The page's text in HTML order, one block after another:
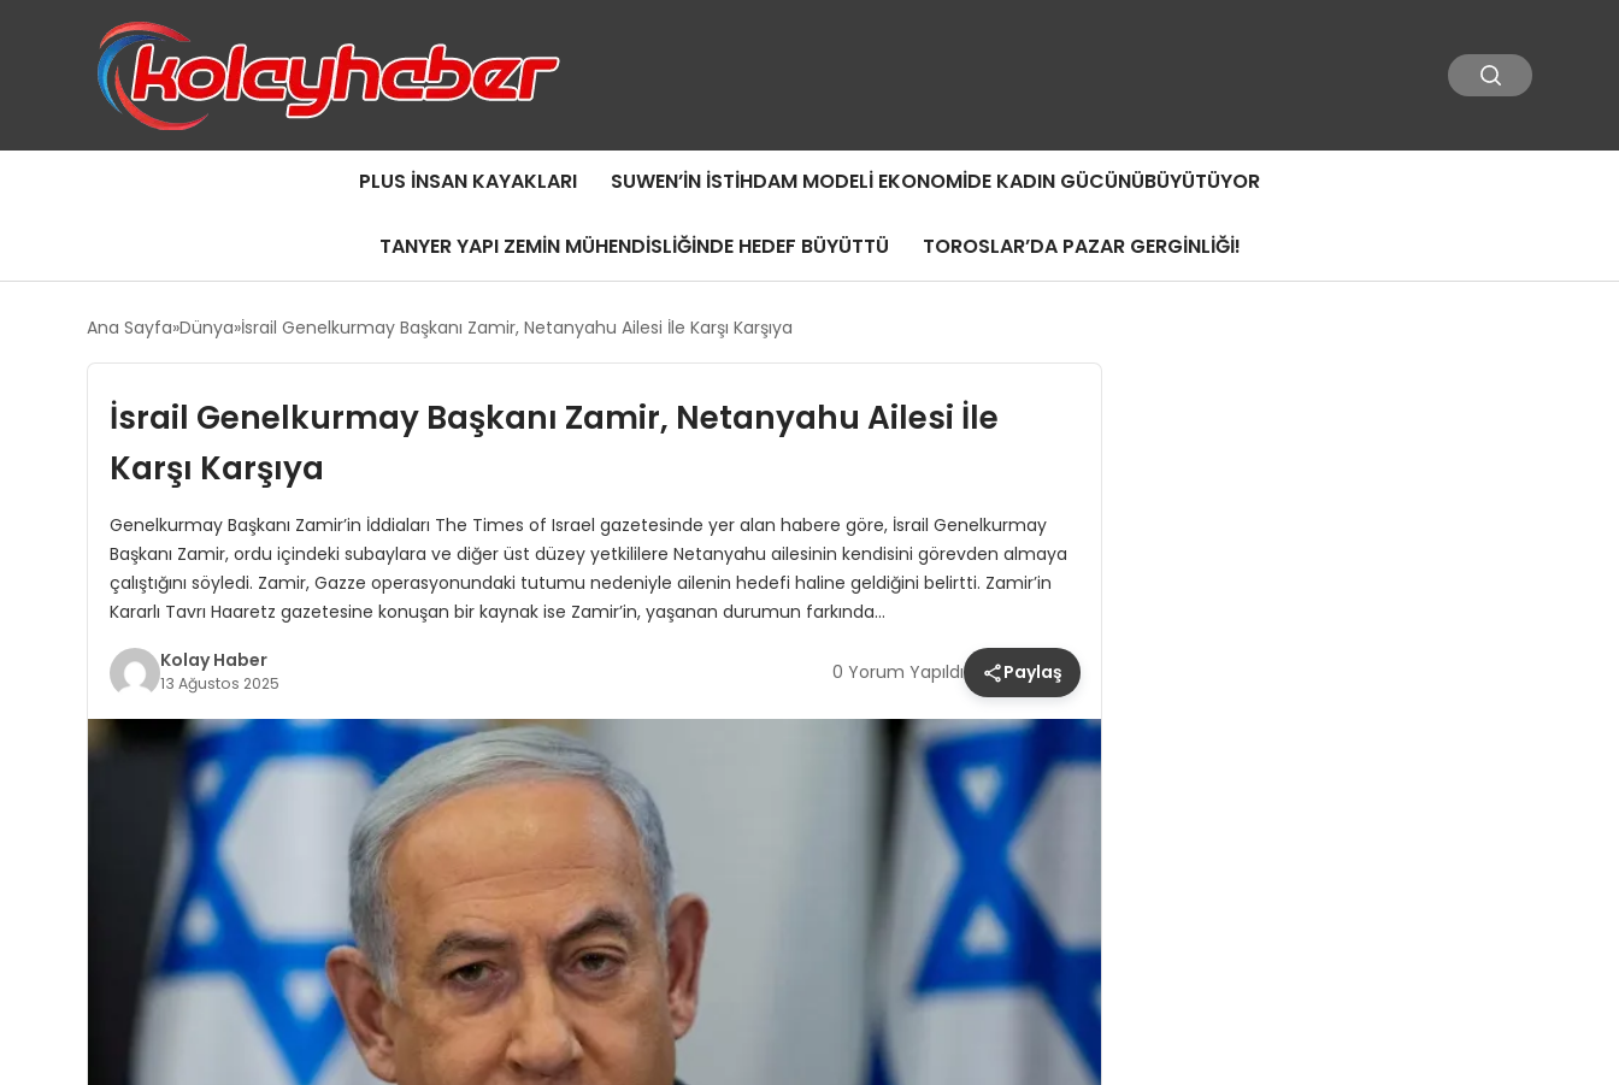
PLUS İNSAN KAYAKLARI SUWEN’IN İSTIHDAM MODELI EKONOMIDE KADIN GÜCÜNÜBÜYÜTÜYOR
TANYER YAPI ZEMIN MÜHENDISLIĞINDE HEDEF BÜYÜTTÜ TOROSLAR’DA PAZAR GERGİNLİĞİ!
Ana Sayfa Dünya İsrail Genelkurmay Başkanı Zamir, Netanyahu Ailesi İle Karşı Karşıya
İsrail Genelkurmay Başkanı Zamir, Netanyahu Ailesi İle
Karşı Karşıya
Genelkurmay Başkanı Zamir’in İddiaları The Times of Israel gazetesinde yer alan habere göre, İsrail Genelkurmay
Başkanı Zamir, ordu içindeki subaylara ve diğer üst düzey yetkililere Netanyahu ailesinin kendisini görevden almaya
çalıştığını söyledi. Zamir, Gazze operasyonundaki tutumu nedeniyle ailenin hedefi haline geldiğini belirtti. Zamir’in
Kararlı Tavrı Haaretz gazetesine konuşan bir kaynak ise Zamir’in, yaşanan durumun farkında…
Kolay Haber
13 Ağustos 2025 0 Yorum Yapıldı Paylaş